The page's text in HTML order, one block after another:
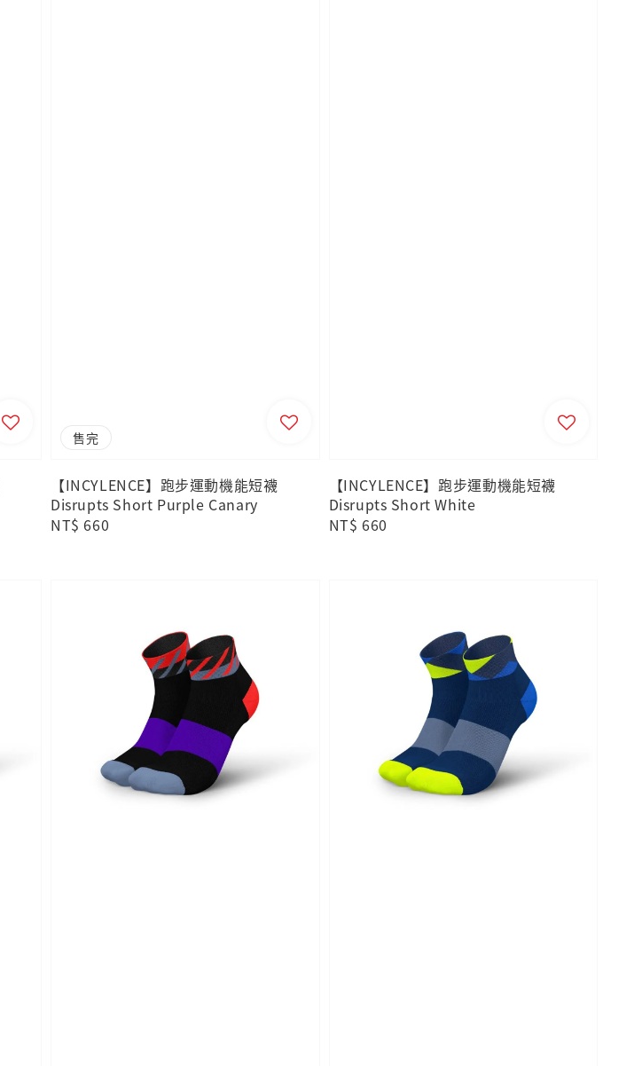
售完
【INCYLENCE】跑步運動機能短襪
Disrupts Short Purple Canary
Regular
NT$ 660
【INCYLENCE】跑步運動機能短襪
Disrupts Short White
Regular
NT$ 660